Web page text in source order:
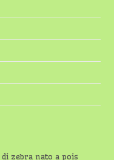
zebra nato a pois